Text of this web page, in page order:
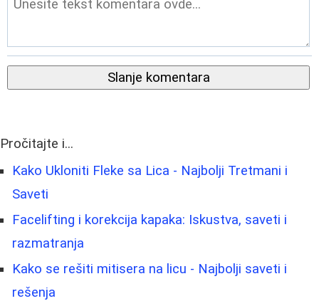
Slanje komentara
Pročitajte i...
Kako Ukloniti Fleke sa Lica - Najbolji Tretmani i
Saveti
Facelifting i korekcija kapaka: Iskustva, saveti i
razmatranja
Kako se rešiti mitisera na licu - Najbolji saveti i
rešenja